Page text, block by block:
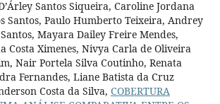
Santos Siqueira, Caroline Jordana
Santos, Paulo Humberto Teixeira, Andrey
Mayara Dailey Freire Mendes,
Costa Ximenes, Nivya Carla de Oliveira
Nair Portela Silva Coutinho, Renata
Fernandes, Liane Batista da Cruz
Costa da Silva, COBERTURA